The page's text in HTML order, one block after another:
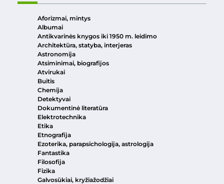
Aforizmai, mintys
Albumai
Antikvarinės knygos iki 1950 m. leidimo
Architektūra, statyba, interjeras
Astronomija
Atsiminimai, biografijos
Atvirukai
Buitis
Chemija
Detektyvai
Dokumentinė literatūra
Elektrotechnika
Etika
Etnografija
Ezoterika, parapsichologija, astrologija
Fantastika
Filosofija
Fizika
Galvosūkiai, kryžiažodžiai